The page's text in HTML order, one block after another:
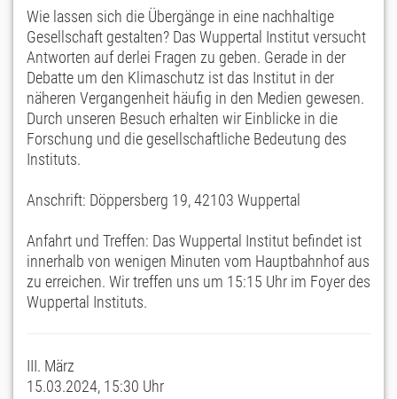
Wie lassen sich die Übergänge in eine nachhaltige
Gesellschaft gestalten? Das Wuppertal Institut versucht
Antworten auf derlei Fragen zu geben. Gerade in der
Debatte um den Klimaschutz ist das Institut in der
näheren Vergangenheit häufig in den Medien gewesen.
Durch unseren Besuch erhalten wir Einblicke in die
Forschung und die gesellschaftliche Bedeutung des
Instituts.
Anschrift: Döppersberg 19, 42103 Wuppertal
Anfahrt und Treffen: Das Wuppertal Institut befindet ist
innerhalb von wenigen Minuten vom Hauptbahnhof aus
zu erreichen. Wir treffen uns um 15:15 Uhr im Foyer des
Wuppertal Instituts.
III. März
15.03.2024, 15:30 Uhr